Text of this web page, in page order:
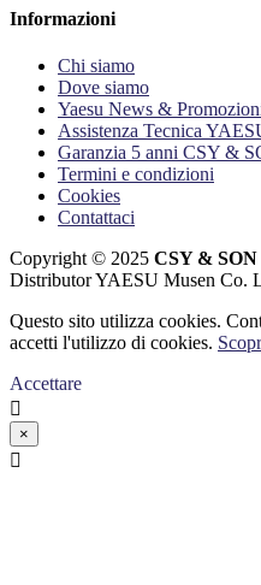
Informazioni
Chi siamo
Dove siamo
Yaesu News &
Assistenza Tecnica
Garanzia 5 anni CSY &
Termini e condizioni
Cookies
Contattaci
Copyright © 2025 CSY & SON
Distributor YAESU Musen Co.
Questo sito utilizza cookies.
accetti l'utilizzo di cookies.
Accettare

×
